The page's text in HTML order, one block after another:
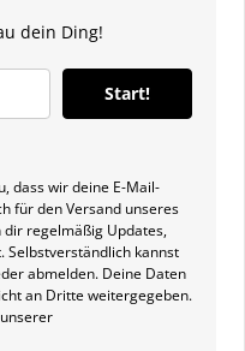
dein Ding!
Start!
dass wir deine E-Mail-
für den Versand unseres
regelmäßig Updates,
Selbstverständlich kannst
abmelden. Deine Daten
an Dritte weitergegeben.